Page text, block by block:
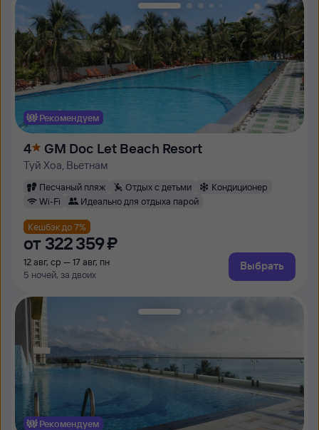
Рекомендуем
4 GM Doc Let Beach Resort
Туй Хоа, Вьетнам
Песчаный пляж Отдых с детьми
Кондиционер
Wi-Fi
Идеально для отдыха парой
Кешбэк до 7%
от 322 ⁠359 ⁠₽
12 авг, ср — 17 авг, пн
5 ночей, за двоих
Выбрать
Рекомендуем